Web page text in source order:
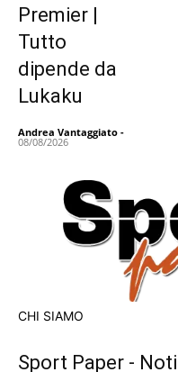
Premier |
Tutto
dipende da
Lukaku
Andrea Vantaggiato -
08/08/2026
CHI SIAMO
Sport Paper -